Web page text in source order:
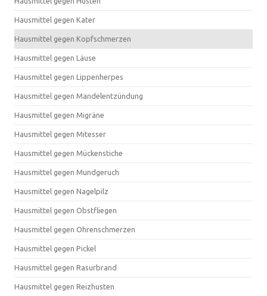
Hausmittel gegen Kater
Hausmittel gegen Kopfschmerzen
Hausmittel gegen Läuse
Hausmittel gegen Lippenherpes
Hausmittel gegen Mandelentzündung
Hausmittel gegen Migräne
Hausmittel gegen Mitesser
Hausmittel gegen Mückenstiche
Hausmittel gegen Mundgeruch
Hausmittel gegen Nagelpilz
Hausmittel gegen Obstfliegen
Hausmittel gegen Ohrenschmerzen
Hausmittel gegen Pickel
Hausmittel gegen Rasurbrand
Hausmittel gegen Reizhusten